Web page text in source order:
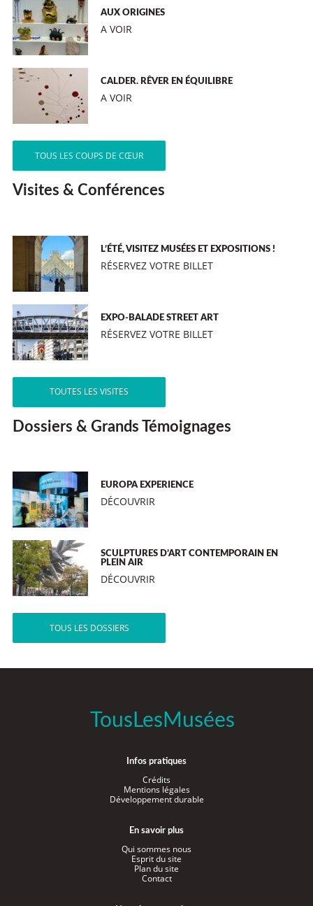
AUX ORIGINES
A VOIR
CALDER. RÊVER EN ÉQUILIBRE
A VOIR
TOUS LES COUPS DE CŒUR
Visites & Conférences
L’ÉTÉ, VISITEZ MUSÉES ET EXPOSITIONS !
RÉSERVEZ VOTRE BILLET
EXPO-BALADE STREET ART
RÉSERVEZ VOTRE BILLET
TOUTES LES VISITES
Dossiers & Grands Témoignages
EUROPA EXPERIENCE
DÉCOUVRIR
SCULPTURES D’ART CONTEMPORAIN EN
PLEIN AIR
DÉCOUVRIR
TOUS LES DOSSIERS
TousLesMusées
Infos pratiques
Crédits
Mentions légales
Développement durable
En savoir plus
Qui sommes nous
Esprit du site
Plan du site
Contact